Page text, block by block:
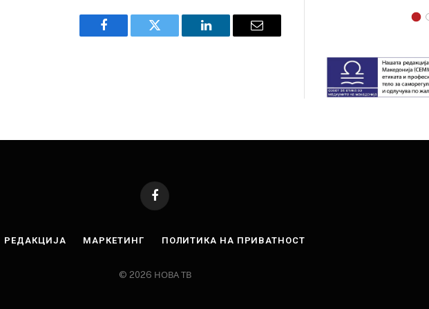
Facebook Twitter LinkedIn Email
Facebook
РЕДАКЦИЈА МАРКЕТИНГ ПОЛИТИКА НА ПРИВАТНОСТ
© 2026 НОВА ТВ